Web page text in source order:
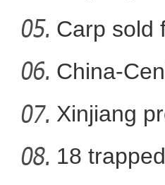
原创
clea
Carp sold
China-
Xinjiang
cotton
18